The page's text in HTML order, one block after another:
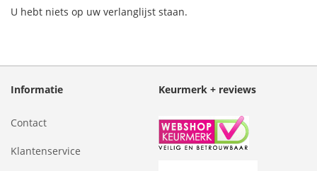
U hebt niets op uw verlanglijst staan.
Informatie
Contact
Klantenservice
Keurmerk + reviews